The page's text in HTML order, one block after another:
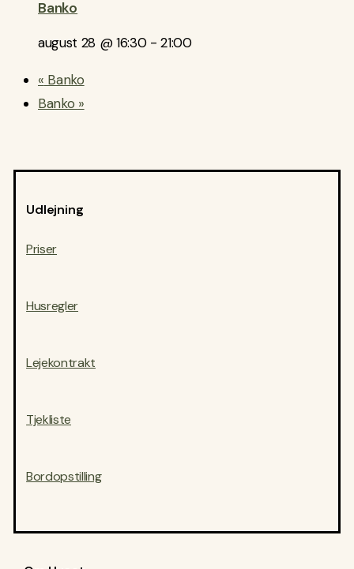
Banko
august 28 @ 16:30-21:00
« Banko
Banko »
Udlejning
Priser
Husregler
Lejekontrakt
Tjekliste
Bordopstilling